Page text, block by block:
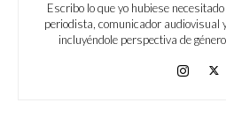
Escribo lo que yo hubiese
periodista, comunicador audiovisual
incluyéndole perspectiva de